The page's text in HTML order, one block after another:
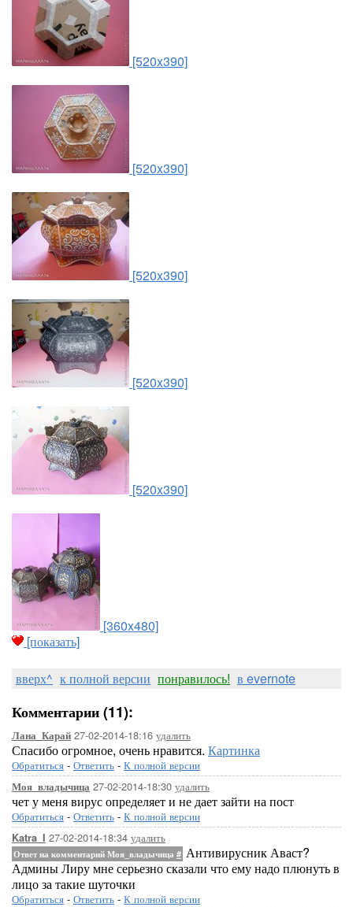
[520x390]
[520x390]
[520x390]
[520x390]
[520x390]
[360x480]
[показать]
вверх^ к полной версии понравилось! в evernote
Комментарии (11):
Лана_Карай 27-02-2014-18:16 удалить
Спасибо огромное, очень нравится. Картинка
Обратиться - Ответить - К полной версии
Моя_владычица 27-02-2014-18:30 удалить
чет у меня вирус определяет и не дает зайти на пост
Обратиться - Ответить - К полной версии
Katra_I 27-02-2014-18:34 удалить
Ответ на комментарий Моя_владычица # Антивирусник Аваст?
Админы Лиру мне серьезно сказали что ему надо плюнуть в
лицо за такие шуточки
Обратиться - Ответить - К полной версии